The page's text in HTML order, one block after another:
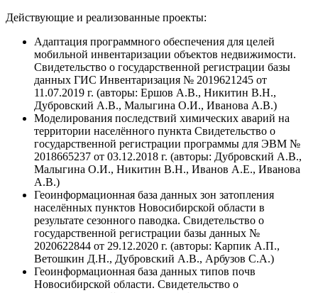
Действующие и реализованные проекты:
Адаптация программного обеспечения для целей
мобильной инвентаризации объектов недвижимости.
Свидетельство о государственной регистрации базы
данных ГИС Инвентаризация № 2019621245 от
11.07.2019 г. (авторы: Ершов А.В., Никитин В.Н.,
Дубровский А.В., Малыгина О.И., Иванова А.В.)
Моделирования последствий химических аварий на
территории населённого пункта Свидетельство о
государственной регистрации программы для ЭВМ №
2018665237 от 03.12.2018 г. (авторы: Дубровский А.В.,
Малыгина О.И., Никитин В.Н., Иванов А.Е., Иванова
А.В.)
Геоинформационная база данных зон затопления
населённых пунктов Новосибирской области в
результате сезонного паводка. Свидетельство о
государственной регистрации базы данных №
2020622844 от 29.12.2020 г. (авторы: Карпик А.П.,
Ветошкин Д.Н., Дубровский А.В., Арбузов С.А.)
Геоинформационная база данных типов почв
Новосибирской области. Свидетельство о